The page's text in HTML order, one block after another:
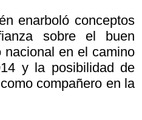
enarboló conceptos
sobre el buen
nacional en el camino
y la posibilidad de
compañero en la